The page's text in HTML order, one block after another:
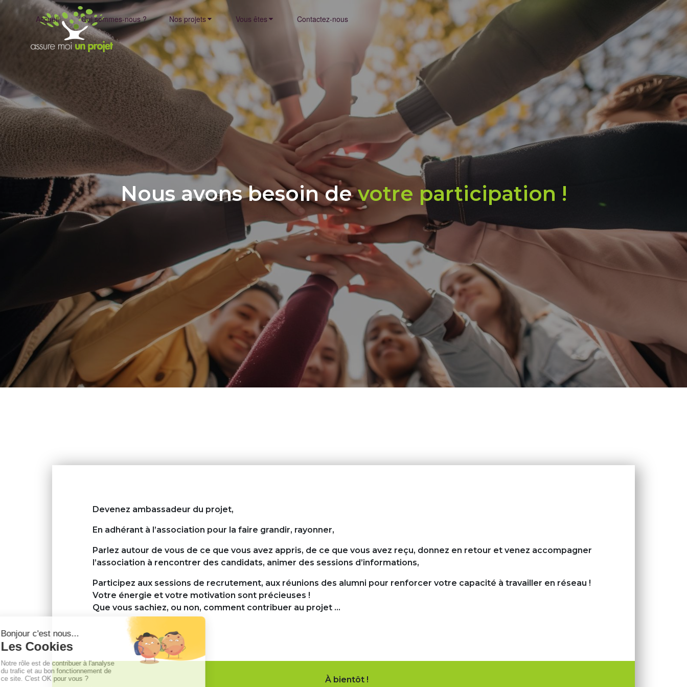
Accueil Qui sommes-nous ? Nos projets Vous êtes Contactez-nous
Nous avons besoin devotre participation !
Devenez ambassadeur du projet,
En adhérant à l’association pour la faire grandir, rayonner,
Parlez autour de vous de ce que vous avez appris, de ce que vous avez reçu, donnez en retour etvenez accompagner
l’association à rencontrer des candidats, animer des sessions d’informations,
Participez aux sessions de recrutement, aux réunions des alumni pour renforcer votre capacité à travailler en réseau !
Votre énergie et votre motivation sont précieuses !
Que vous sachiez, ou non, comment contribuer au projet …
À bientôt !